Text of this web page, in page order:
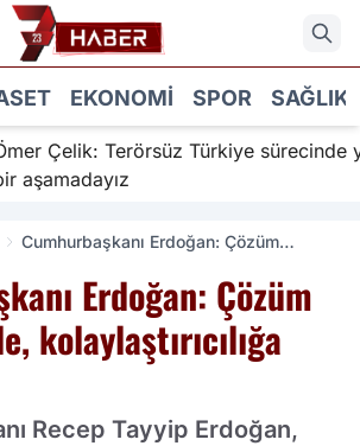
EKONOMI SPOR SAĞLIK
Çelik: Terörsüz Türkiye sürecinde
aşamadayız
Cumhurbaşkanı Erdoğan: Çözüm
Erdoğan: Çözüm
kolaylaştırıcılığa
Recep Tayyip Erdoğan,